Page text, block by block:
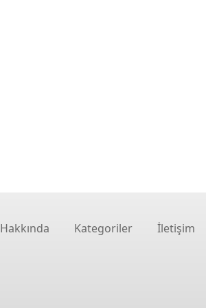
Hakkında Kategoriler İletişim